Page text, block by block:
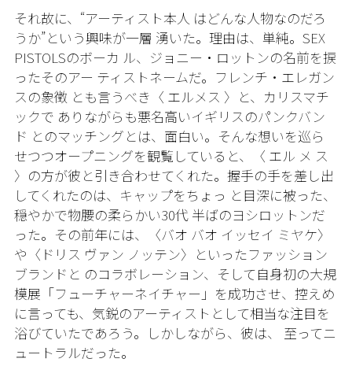
それ故に、“アーティスト本人 はどんな人物なのだろ
うか”という興味が一層 湧いた。理由は、単純。 SEX
PISTOLSのボーカ ル、ジョニー・ロットンの名前を捩
ったそのアー ティストネームだ。フレンチ・エレガン
スの象徴 とも言うべき〈 エルメス 〉と、カリスマチ
ックで ありながらも悪名高いイギリスのパンクバン
ド とのマッチングとは、面白い。そんな想いを巡ら
せつつオープニングを観覧していると、〈 エル メ ス
〉の方が彼と引き合わせてくれた。握手の手を差し出
してくれたのは、キャップをちょっ と目深に被った、
穏やかで物腰の柔らかい30代 半ばのヨシロットンだ
った。その前年には、〈バオ バオ イッセイ ミヤケ〉
や〈ドリス ヴァン ノッテン〉といったファッション
ブランドと のコラボレーション、そして自身初の大規
模展 「フューチャーネイチャー」を成功させ、控えめ
に言っても、気鋭のアーティストとして相当な注目を
浴びていたであろう。しかしながら、彼は、 至ってニ
ュートラルだった。